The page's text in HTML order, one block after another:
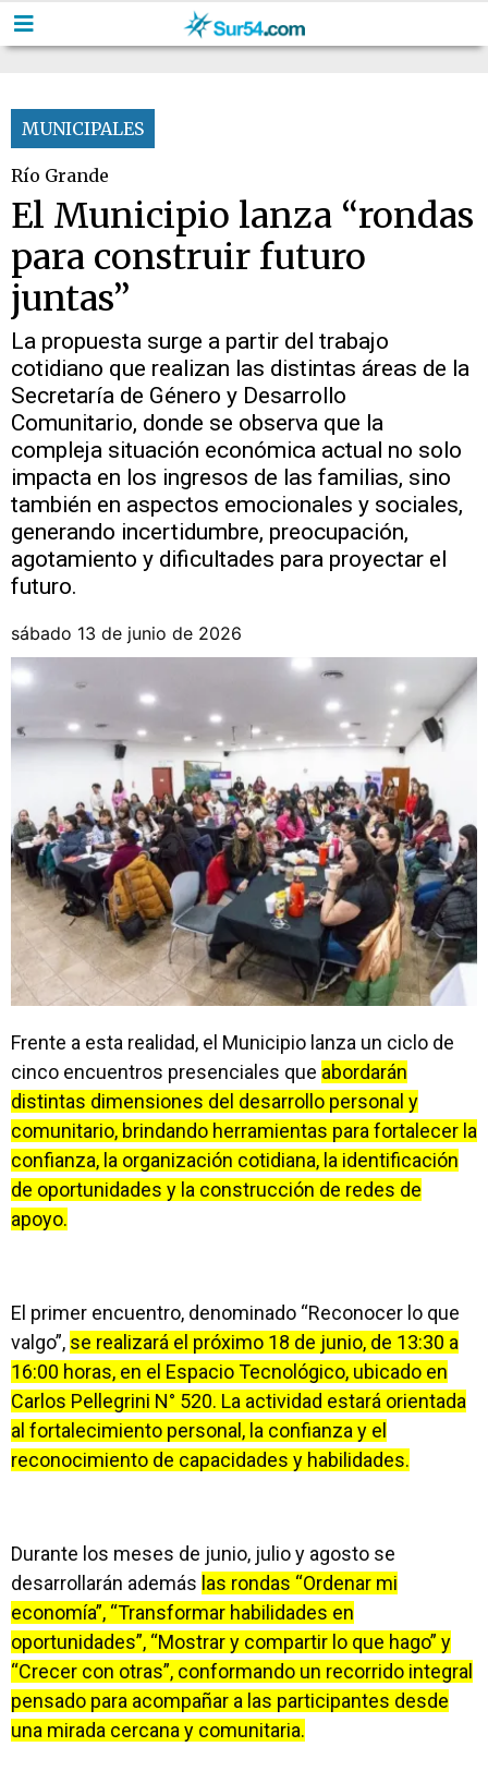
MUNICIPALES
Río Grande
El Municipio lanza “rondas
para construir futuro
juntas”
La propuesta surge a partir del trabajo
cotidiano que realizan las distintas áreas de la
Secretaría de Género y Desarrollo
Comunitario, donde se observa que la
compleja situación económica actual no solo
impacta en los ingresos de las familias, sino
también en aspectos emocionales y sociales,
generando incertidumbre, preocupación,
agotamiento y dificultades para proyectar el
futuro.
sábado 13 de junio de 2026
Frente a esta realidad, el Municipio lanza un ciclo de
cinco encuentros presenciales que abordarán
distintas dimensiones del desarrollo personal y
comunitario, brindando herramientas para fortalecer la
confianza, la organización cotidiana, la identificación
de oportunidades y la construcción de redes de
apoyo.
El primer encuentro, denominado “Reconocer lo que
valgo”, se realizará el próximo 18 de junio, de 13:30 a
16:00 horas, en el Espacio Tecnológico, ubicado en
Carlos Pellegrini N° 520. La actividad estará orientada
al fortalecimiento personal, la confianza y el
reconocimiento de capacidades y habilidades.
Durante los meses de junio, julio y agosto se
desarrollarán además las rondas “Ordenar mi
economía”, “Transformar habilidades en
oportunidades”, “Mostrar y compartir lo que hago” y
“Crecer con otras”, conformando un recorrido integral
pensado para acompañar a las participantes desde
una mirada cercana y comunitaria.